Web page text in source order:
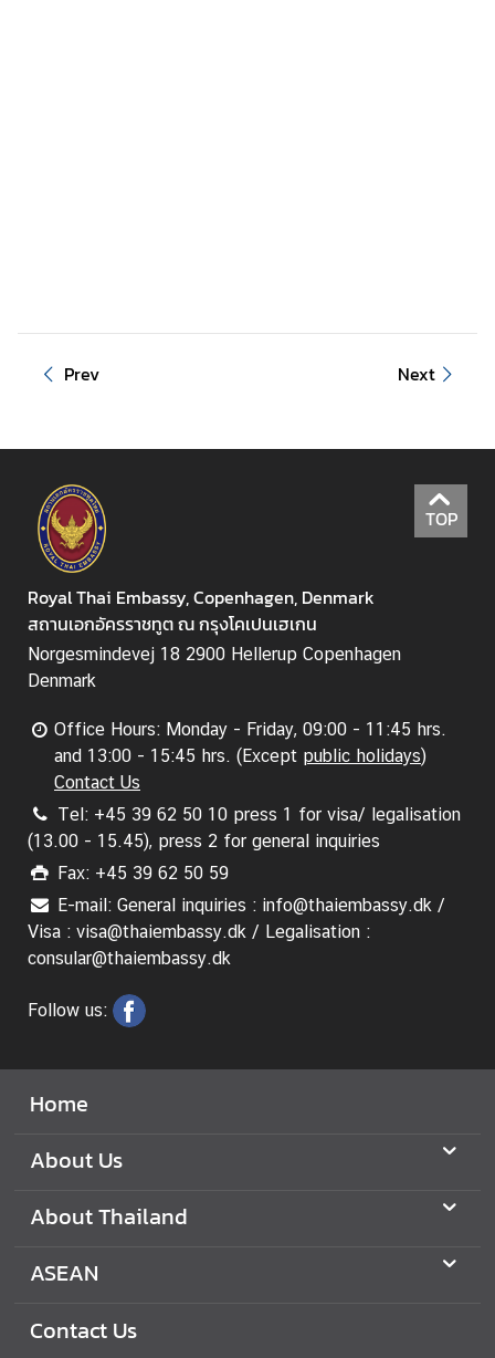
Prev Next
TOP
Royal Thai Embassy, Copenhagen, Denmark
สถานเอกอัครราชทูต ณ กรุงโคเปนเฮเกน
Norgesmindevej 18 2900 Hellerup Copenhagen
Denmark
Office Hours: Monday - Friday, 09:00 - 11:45 hrs.
and 13:00 - 15:45 hrs. (Except public holidays)
Contact Us
Tel: +45 39 62 50 10 press 1 for visa/ legalisation
(13.00 - 15.45), press 2 for general inquiries
Fax: +45 39 62 50 59
E-mail: General inquiries : info@thaiembassy.dk /
Visa : visa@thaiembassy.dk / Legalisation :
consular@thaiembassy.dk
Follow us:
Home
About Us
About Thailand
ASEAN
Contact Us